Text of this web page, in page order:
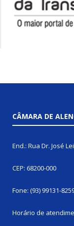
CÂMARA DE
End.: Rua Dr. José
CEP: 68200-000
Fone: (93) 99131-
Horário de